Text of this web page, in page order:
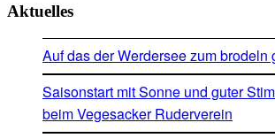
Aktuelles
Auf das der Werdersee zum brodeln
Saisonstart mit Sonne und guter
beim Vegesacker Ruderverein